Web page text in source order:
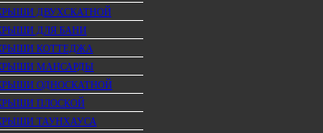
ДВУХСКАТНОЙ
ДЛЯ БАНИ
КОТТЕДЖА
МАНСАРДЫ
ОДНОСКАТНОЙ
ПЛОСКОЙ
ТАУНХАУСА